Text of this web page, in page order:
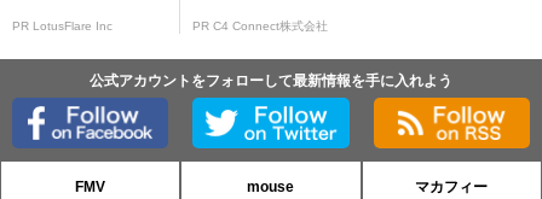
PR LotusFlare Inc PR C4 Connect株式会社
公式アカウントをフォローして最新情報を手に入れよう
FMV mouse マカフィー